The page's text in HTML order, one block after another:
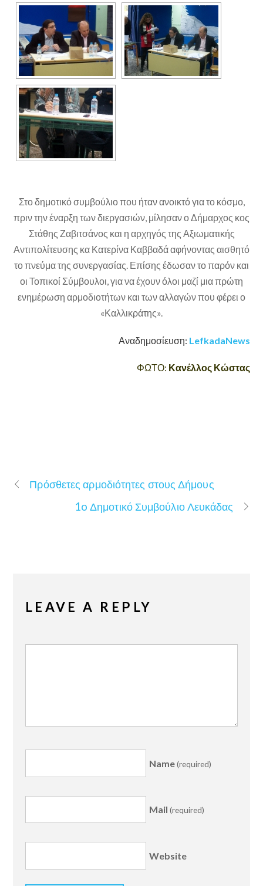
Στο δημοτικό συμβούλιο που ήταν ανοικτό για το κόσμο,
πριν την έναρξη των διεργασιών, μίλησαν ο Δήμαρχος κος
Στάθης Ζαβιτσάνος και η αρχηγός της Αξιωματικής
Αντιπολίτευσης κα Κατερίνα Καββαδά αφήνοντας αισθητό
το πνεύμα της συνεργασίας. Επίσης έδωσαν το παρόν και
οι Τοπικοί Σύμβουλοι, για να έχουν όλοι μαζί μια πρώτη
ενημέρωση αρμοδιοτήτων και των αλλαγών που φέρει ο
«Καλλικράτης».
Αναδημοσίευση: LefkadaNews
ΦΩΤΟ: Κανέλλος Κώστας
Πρόσθετες αρμοδιότητες στους Δήμους
1o Δημοτικό Συμβούλιο Λευκάδας
LEAVE A REPLY
Name(required)
Mail (required)
Website